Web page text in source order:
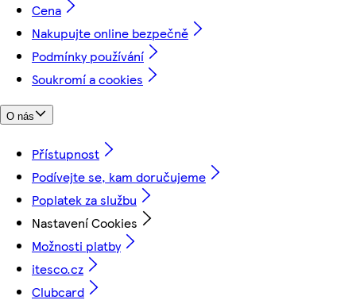
Cena
Nakupujte online bezpečně
Podmínky používání
Soukromí a cookies
O nás
Přístupnost
Podívejte se, kam doručujeme
Poplatek za službu
Nastavení Cookies
Možnosti platby
itesco.cz
Clubcard